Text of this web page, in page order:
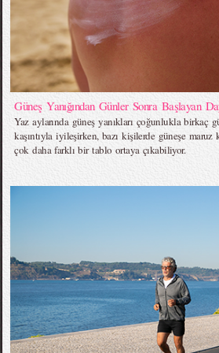
Güneş Yanığından Günler Sonra Başlayan
Yaz aylarında güneş yanıkları çoğunlukla birkaç
kaşıntıyla iyileşirken, bazı kişilerde güneşe
çok daha farklı bir tablo ortaya çıkabiliyor.